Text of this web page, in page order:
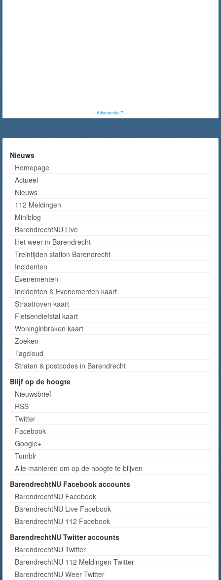
-Advertentie (?)-
Nieuws
Homepage
Actueel
Nieuws
112 Meldingen
Miniblog
BarendrechtNU Live
Het weer in Barendrecht
Treintijden station Barendrecht
Incidenten
Evenementen
Incidenten & Evenementen kaart
Straatroven kaart
Fietsendiefstal kaart
Woninginbraken kaart
Zoeken
Tagcloud
Straten & postcodes in Barendrecht
Blijf op de hoogte
Nieuwsbrief
RSS
Twitter
Facebook
Google+
Tumblr
Alle manieren om op de hoogte te blijven
BarendrechtNU Facebook accounts
BarendrechtNU Facebook
BarendrechtNU Live Facebook
BarendrechtNU 112 Facebook
BarendrechtNU Twitter accounts
BarendrechtNU Twitter
BarendrechtNU 112 Meldingen Twitter
BarendrechtNU Weer Twitter